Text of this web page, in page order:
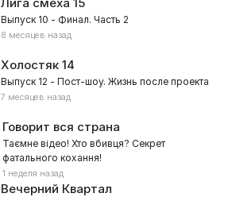
Выпуск 10 - Финал. Часть 2
8 месяцев назад
Холостяк14
Выпуск 12 - Пост-шоу. Жизнь после проекта
7 месяцев назад
Говорит вся страна
Таємне відео! Хто вбивця? Секрет
фатального кохання!
1 неделя назад
Вечерний Квартал